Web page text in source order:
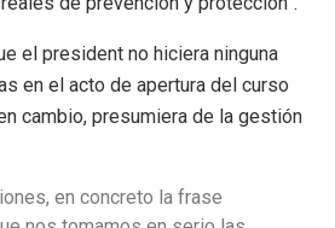
el president no hiciera ninguna
en el acto de apertura del curso
cambio, presumiera de la gestión
en concreto la frase